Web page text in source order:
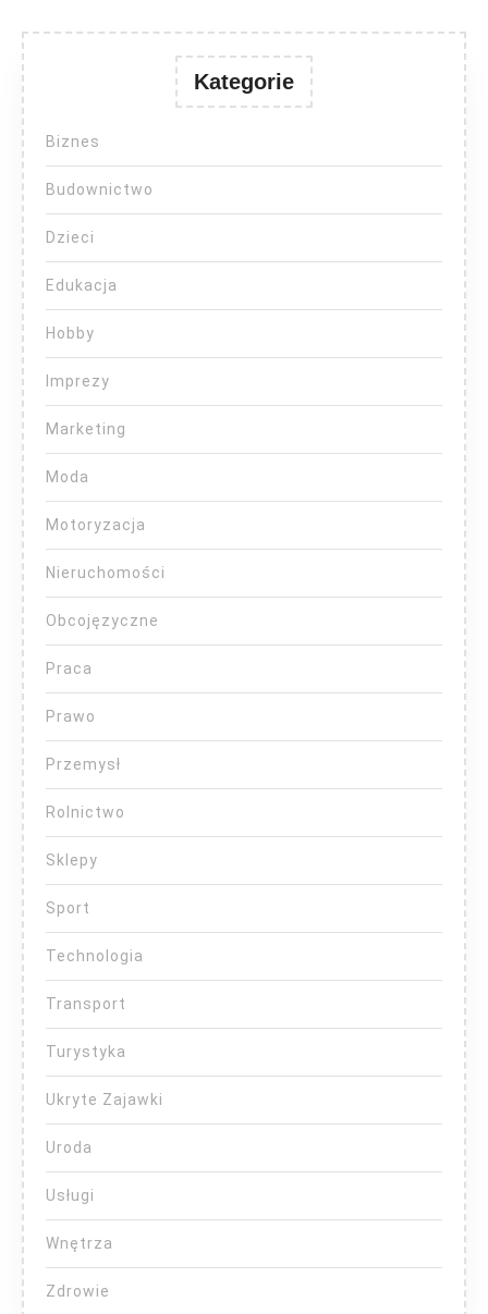
Kategorie
Biznes
Budownictwo
Dzieci
Edukacja
Hobby
Imprezy
Marketing
Moda
Motoryzacja
Nieruchomości
Obcojęzyczne
Praca
Prawo
Przemysł
Rolnictwo
Sklepy
Sport
Technologia
Transport
Turystyka
Ukryte Zajawki
Uroda
Usługi
Wnętrza
Zdrowie